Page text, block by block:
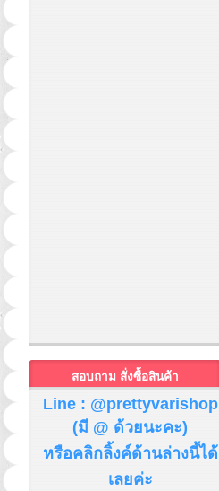
สอบถาม สั่งซื้อสินค้า
Line : @prettyvarishop
(มี @ ด้วยนะคะ)
หรือคลิกลิ้งค์ด้านล่างนี้ได้
เลยค่ะ